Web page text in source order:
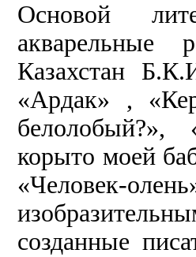
Основой
акварельные
Казахстан
«Ардак» ,
белолобый?»,
корыто моей
«Человек-
созданные